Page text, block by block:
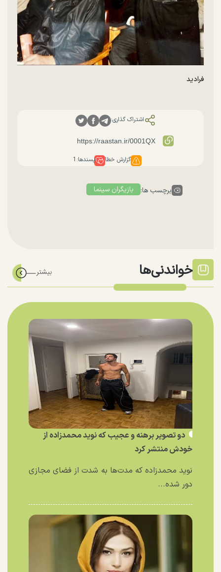
فرادید
اشتراک گذاری:
گزارش خطا پسندها: 1
برچسب ها: بازیگران سینما
خواندنی‌ها
دو تصویر برهنه و عجیب که نوید محمدزاده از
خودش منتشر کرد
نوید محمدزاده که مدت‌ها به شدت از فضای مجازی
دور شده...